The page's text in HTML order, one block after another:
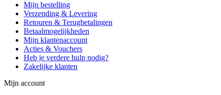
Mijn bestelling
Verzending & Levering
Retouren & Terugbetalingen
Betaalmogelijkheden
Mijn klantenaccount
Acties & Vouchers
Heb je verdere hulp nodig?
Zakelijke klanten
Mijn account